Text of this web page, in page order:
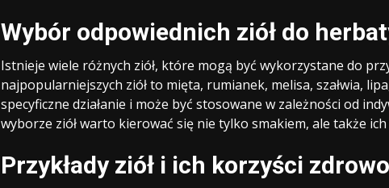
Wybór odpowiednich ziół do
Istnieje wiele różnych ziół, które mogą być wykorzystane do
najpopularniejszych ziół to mięta, rumianek, melisa, szałwia,
specyficzne działanie i może być stosowane w zależności od
wyborze ziół warto kierować się nie tylko smakiem, ale także ich
Przykłady ziół i ich korzyści